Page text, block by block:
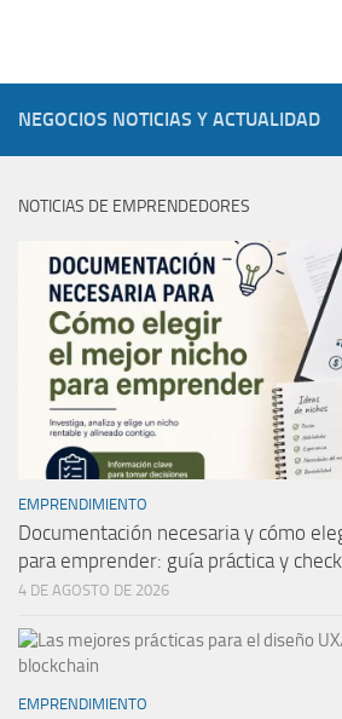
NEGOCIOS NOTICIAS Y ACTUALIDAD
NOTICIAS DE EMPRENDEDORES
EMPRENDIMIENTO
Documentación necesaria y cómo
para emprender: guía práctica y
4 DE AGOSTO DE 2026
EMPRENDIMIENTO